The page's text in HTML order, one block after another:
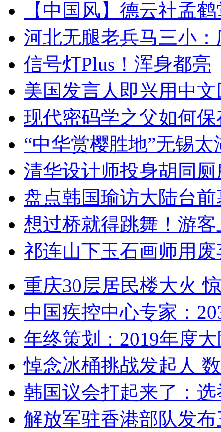
【中国风】德云社孟
河北无腿老兵马三小
信号灯Plus！浑身都亮
美国发言人即兴用中
现代密码学之父如何
“中华赏樱胜地”无锡
清华设计师投身胡同
盘点韩国瑜访大陆台
想过桥就得跳舞！游客
祁连山下玉石画师用
重庆30层居民楼大火
中国疾控中心专家：
年终策划：2019年度
悼念冰桶挑战发起人
韩国议会打起来了：
解放军驻香港部队发